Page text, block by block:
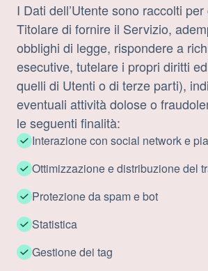
I Dati dell’Utente sono raccolti
Titolare di fornire il Servizio,
obblighi di legge, rispondere a
esecutive, tutelare i propri diritti
quelli di Utenti o di terze parti),
eventuali attività dolose o
le seguenti finalità:
Interazione con social network e
Ottimizzazione e distribuzione del
Protezione da spam e bot
Statistica
Gestione dei tag